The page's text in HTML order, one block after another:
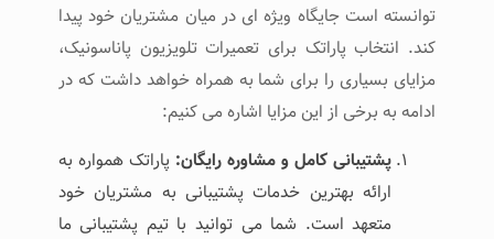
توانسته است جایگاه ویژه ‌ای در میان مشتریان خود پیدا
کند. انتخاب پاراتک برای تعمیرات تلویزیون پاناسونیک،
مزایای بسیاری را برای شما به همراه خواهد داشت که در
ادامه به برخی از این مزایا اشاره می‌ کنیم:
پشتیبانی کامل و مشاوره رایگان: پاراتک همواره به
ارائه بهترین خدمات پشتیبانی به مشتریان خود
متعهد است. شما می ‌توانید با تیم پشتیبانی ما